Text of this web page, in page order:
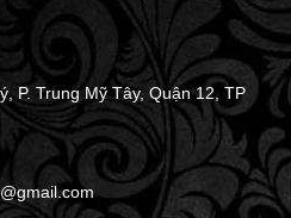
P. Trung Mỹ Tây, Quận 12, TP